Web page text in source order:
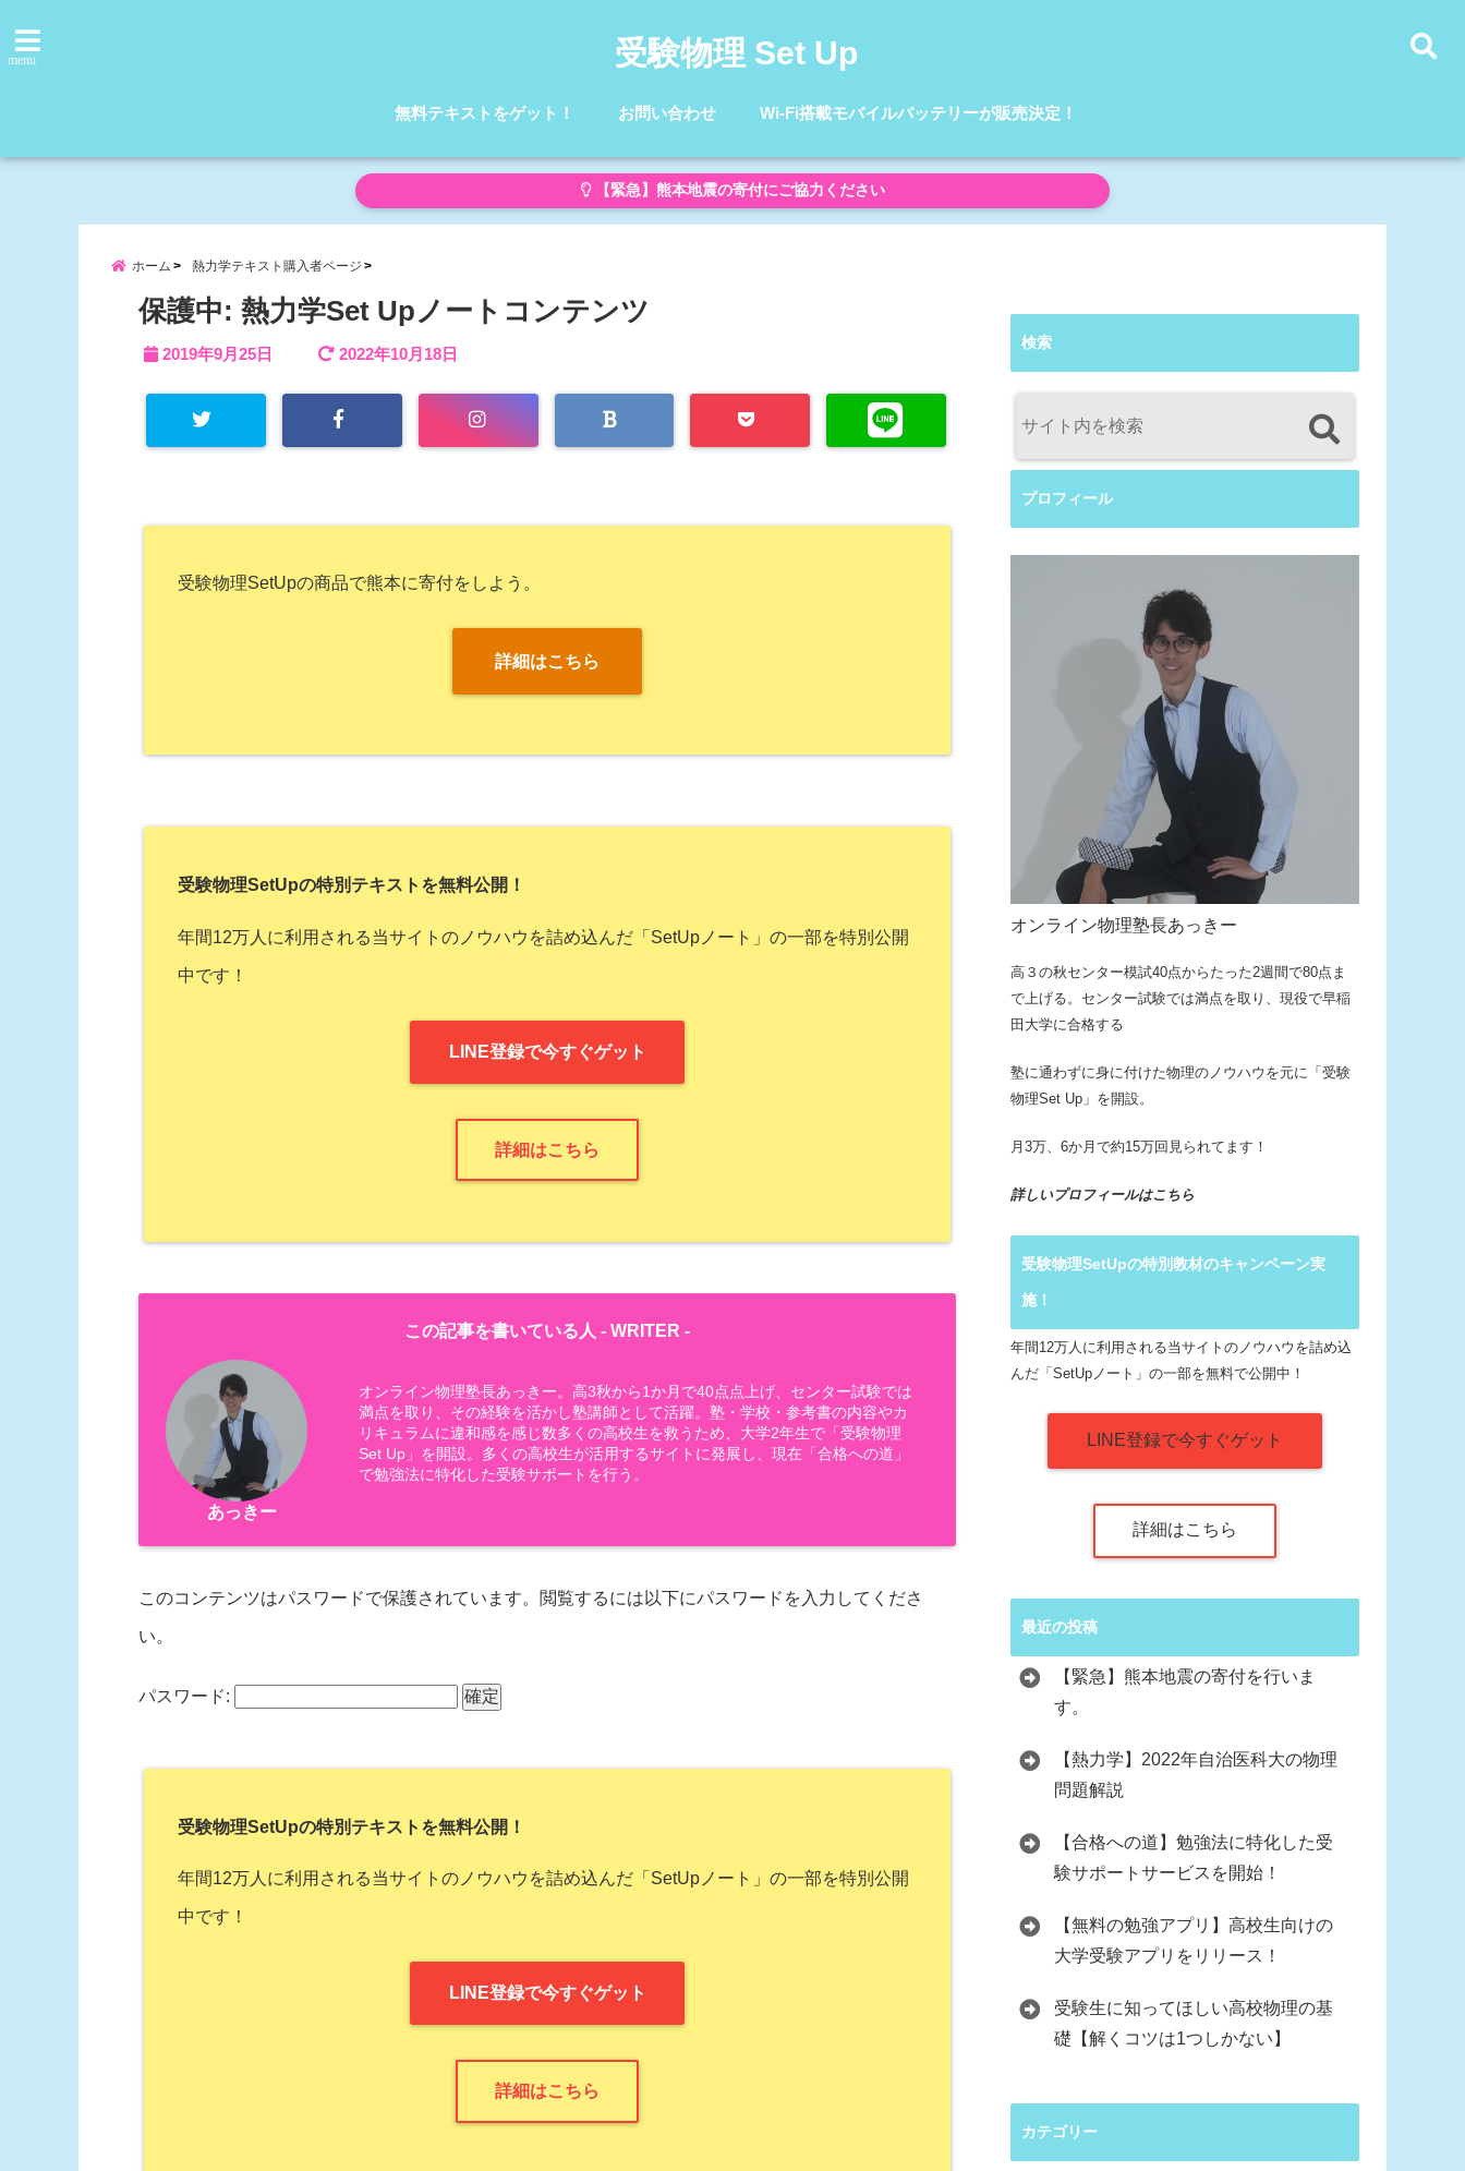
menu 受験物理 Set Up
無料テキストをゲット！ お問い合わせ Wi-Fi搭載モバイルバッテリーが販売決定！
【緊急】熊本地震の寄付にご協力ください
ホーム 熱力学テキスト購入者ページ
保護中: 熱力学Set Upノートコンテンツ
2019年9月25日 2022年10月18日
受験物理SetUpの商品で熊本に寄付をしよう。
詳細はこちら
受験物理SetUpの特別テキストを無料公開！
年間12万人に利用される当サイトのノウハウを詰め込んだ「SetUpノート」の一部を特別公開
中です！
LINE登録で今すぐゲット
詳細はこちら
この記事を書いている人 - WRITER -
あっきー
オンライン物理塾長あっきー。高3秋から1か月で40点点上げ、センター試験では
満点を取り、その経験を活かし塾講師として活躍。塾・学校・参考書の内容やカ
リキュラムに違和感を感じ数多くの高校生を救うため、大学2年生で「受験物理
Set Up」を開設。多くの高校生が活用するサイトに発展し、現在「合格への道」
で勉強法に特化した受験サポートを行う。
このコンテンツはパスワードで保護されています。閲覧するには以下にパスワードを入力してくださ
い。
パスワード:
受験物理SetUpの特別テキストを無料公開！
年間12万人に利用される当サイトのノウハウを詰め込んだ「SetUpノート」の一部を特別公開
中です！
LINE登録で今すぐゲット
詳細はこちら
検索
プロフィール
オンライン物理塾長あっきー
高３の秋センター模試40点からたった2週間で80点ま
で上げる。センター試験では満点を取り、現役で早稲
田大学に合格する
塾に通わずに身に付けた物理のノウハウを元に「受験
物理Set Up」を開設。
月3万、6か月で約15万回見られてます！
詳しいプロフィールはこちら
受験物理SetUpの特別教材のキャンペーン実
施！
年間12万人に利用される当サイトのノウハウを詰め込
んだ「SetUpノート」の一部を無料で公開中！
LINE登録で今すぐゲット
詳細はこちら
最近の投稿
【緊急】熊本地震の寄付を行いま
す。
【熱力学】2022年自治医科大の物理
問題解説
【合格への道】勉強法に特化した受
験サポートサービスを開始！
【無料の勉強アプリ】高校生向けの
大学受験アプリをリリース！
受験生に知ってほしい高校物理の基
礎【解くコツは1つしかない】
カテゴリー